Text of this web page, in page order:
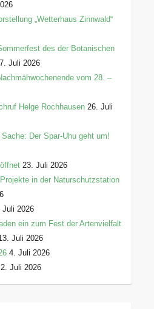
„Wetterhaus Zinnwald“
des der Botanischen
Juli 2026
vom 28. –
Helge Rochhausen 26. Juli
Sache: Der Spar-Uhu geht um!
23. Juli 2026
in der Naturschutzstation
Juli 2026
ein zum Fest der Artenvielfalt
Juli 2026
4. Juli 2026
2. Juli 2026